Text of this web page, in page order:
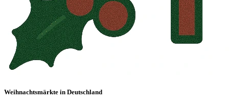
Weihnachtsmärkte in Deutschland